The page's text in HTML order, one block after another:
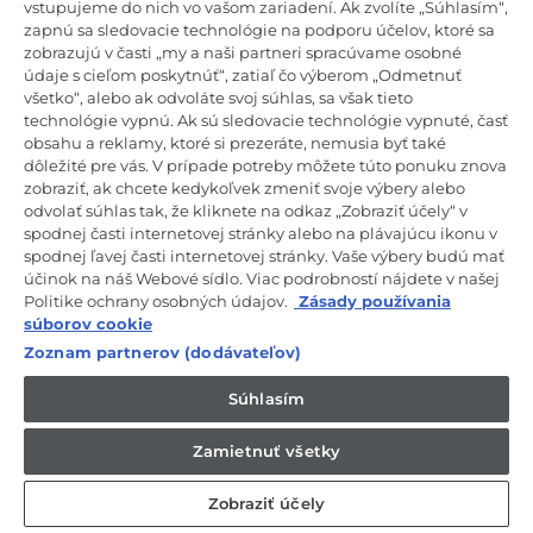
Zostaňte v kontakte!
Odoberajte náš newsletter
CANDY HOOVER GROUP S.r.I. – Jednoosobová spol. s r.o. –
PRÁVNE SÍDLO SPOLOČNOSTI: Via Comolli, 57 – 20861 Brugherio
(MB) – Taliansko – ADMINISTRATÍVNE SÍDLA: Via Privata Eden
Fumagalli snc – 20861 Brugherio (MB) a Via Trento č. 20/A-22 –
20871 Vimercate (MB) – Taliansko – Tel.: +39.039.2086.1 – Fax:
– Daňové identifikačné číslo a číslo zápisu v obchodnom registri
Miláno-Monza-Brianza-Lodi 04666310158 – DIČ 00786860965 –
Identifikačné číslo obchodnej jednotky: MB-1033934 – Oprávnenie IT
Candy S.p.A.
SK / Slovensko
vstupujeme do nich vo vašom zariadení. Ak zvolíte „Súhlasím“,
zapnú sa sledovacie technológie na podporu účelov, ktoré sa
zobrazujú v časti „my a naši partneri spracúvame osobné
údaje s cieľom poskytnúť“, zatiaľ čo výberom „Odmetnuť
všetko“, alebo ak odvoláte svoj súhlas, sa však tieto
technológie vypnú. Ak sú sledovacie technológie vypnuté, časť
obsahu a reklamy, ktoré si prezeráte, nemusia byť také
dôležité pre vás. V prípade potreby môžete túto ponuku znova
zobraziť, ak chcete kedykoľvek zmeniť svoje výbery alebo
odvolať súhlas tak, že kliknete na odkaz „Zobraziť účely“ v
spodnej časti internetovej stránky alebo na plávajúcu ikonu v
spodnej ľavej časti internetovej stránky. Vaše výbery budú mať
účinok na náš Webové sídlo. Viac podrobností nájdete v našej
Politike ochrany osobných údajov.
Zásady používania
súborov cookie
Zoznam partnerov (dodávateľov)
Súhlasím
Zamietnuť všetky
Zobraziť účely